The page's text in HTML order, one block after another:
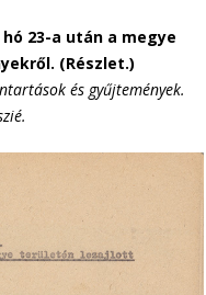
23-a után a megye
(Részlet.)
és gyűjtemények.